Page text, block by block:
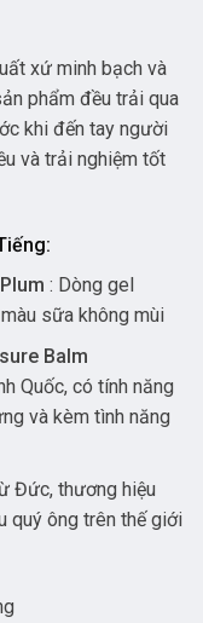
xứ minh bạch và
phẩm đều trải qua
khi đến tay người
và trải nghiệm tốt
: Dòng gel
sữa không mùi
Balm
Quốc, có tính năng
và kèm tình năng
Đức, thương hiệu
quý ông trên thế giới